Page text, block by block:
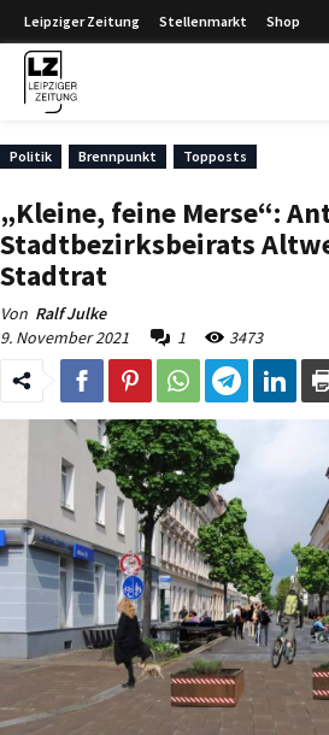
Leipziger Zeitung Stellenmarkt Shop
Politik Brennpunkt Topposts
„Kleine, feine Merse“:
Stadtbezirksbeirats
Stadtrat
Von Ralf Julke
9. November 2021
1 3473